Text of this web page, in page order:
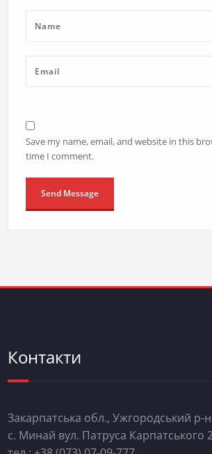
Save my name, email, and website in this
time I comment.
Контакти
Закарпатська обл., Ужгородський р-
с. Минай вул. Патруса Карпатського